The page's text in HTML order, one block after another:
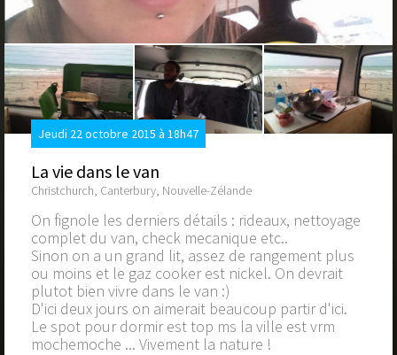
Jeudi 22 octobre 2015 à 18h47
La vie dans le van
Christchurch, Canterbury, Nouvelle-Zélande
On fignole les derniers détails : rideaux, nettoyage
complet du van, check mecanique etc..
Sinon on a un grand lit, assez de rangement plus
ou moins et le gaz cooker est nickel. On devrait
plutot bien vivre dans le van :)
D'ici deux jours on aimerait beaucoup partir d'ici.
Le spot pour dormir est top ms la ville est vrm
mochemoche ... Vivement la nature !